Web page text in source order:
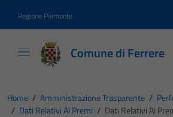
Regione Piemonte
Comune di Ferrere
Home / Amministrazione Trasparente /
/ Dati Relativi Ai Premi / Dati Relativi Ai